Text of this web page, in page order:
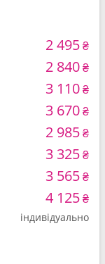
2 495₴
2 840₴
3 110₴
3 670₴
2 985₴
3 325₴
3 565₴
4 125₴
індивідуально